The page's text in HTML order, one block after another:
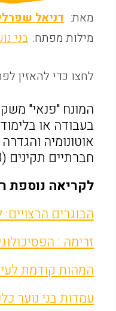
מאת: דניאל
מילות מפתח: בני
לחצו כדי להאזין
המונח "פנאי"
בעבודה או
אוטונומיה
חברתיים תקינים (Iwasaki & Mannell, 2000; Passmore & French, 2003).
לקריאה נוספת
הבוגרים
זרימה :
המהות קודמת
עמדות בני נוער